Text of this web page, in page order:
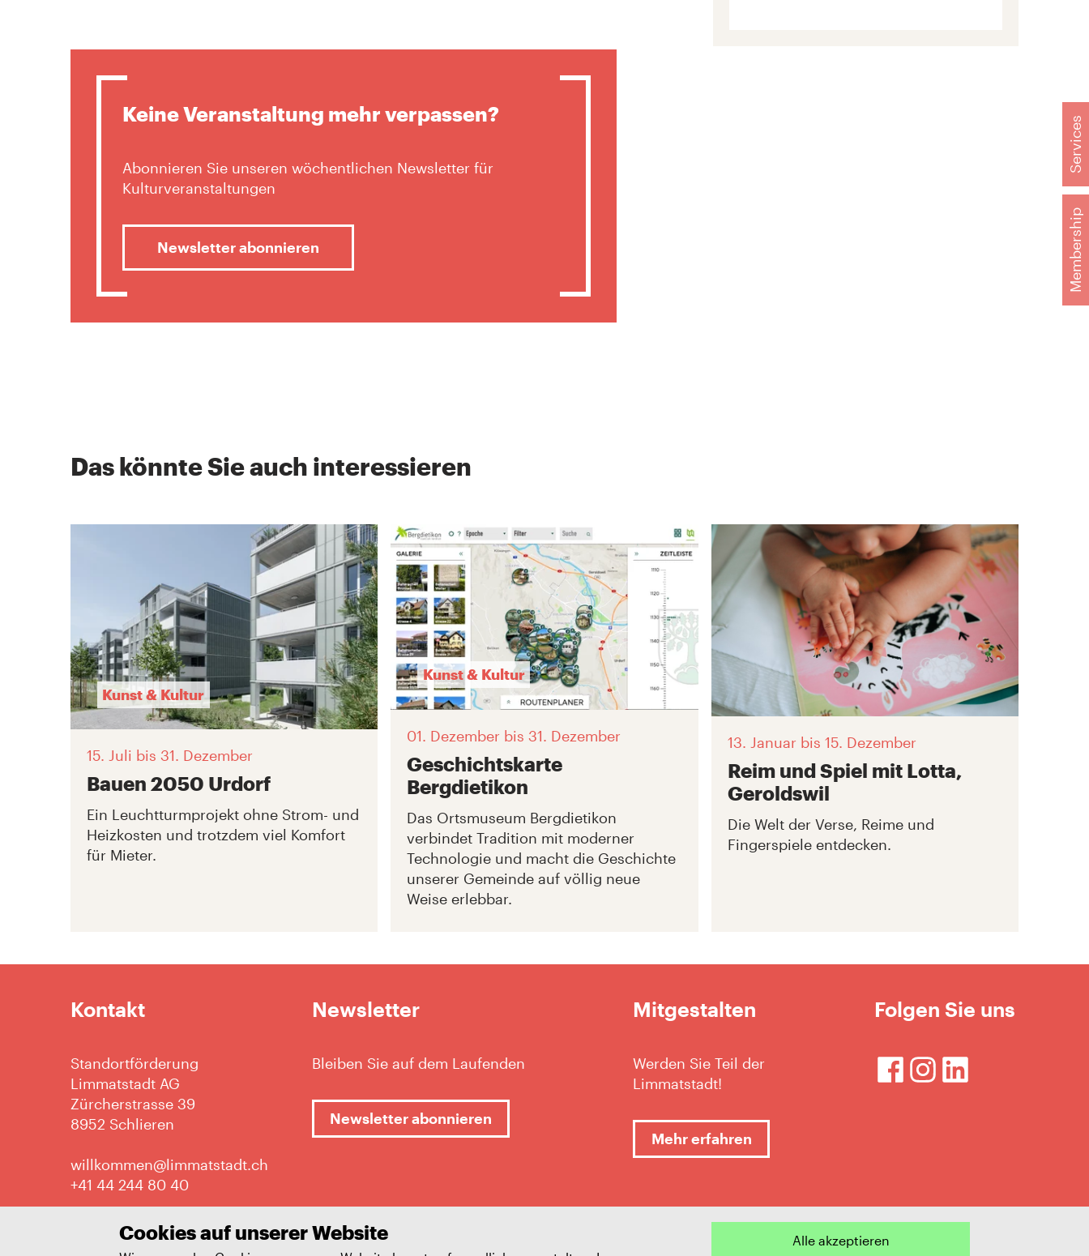
Membership
Services
Keine Veranstaltung mehr verpassen?
Abonnieren Sie unseren wöchentlichen Newsletter für
Kulturveranstaltungen
Newsletter abonnieren
Das könnte Sie auch interessieren
Kunst & Kultur
15. Juli bis 31. Dezember
Bauen 2050 Urdorf
Ein Leuchtturmprojekt ohne Strom- und
Heizkosten und trotzdem viel Komfort
für Mieter.
Kunst & Kultur
01. Dezember bis 31. Dezember
Geschichtskarte
Bergdietikon
Das Ortsmuseum Bergdietikon
verbindet Tradition mit moderner
Technologie und macht die Geschichte
unserer Gemeinde auf völlig neue
Weise erlebbar.
13. Januar bis 15. Dezember
Reim und Spiel mit Lotta,
Geroldswil
Die Welt der Verse, Reime und
Fingerspiele entdecken.
Kontakt
Standortförderung
Limmatstadt AG
Zürcherstrasse 39
8952 Schlieren
willkommen@limmatstadt.ch
+41 44 244 80 40
Newsletter
Bleiben Sie auf dem Laufenden
Newsletter abonnieren
Mitgestalten
Werden Sie Teil der
Limmatstadt!
Mehr erfahren
Folgen Sie uns
Cookies auf unserer Website Alle akzeptieren